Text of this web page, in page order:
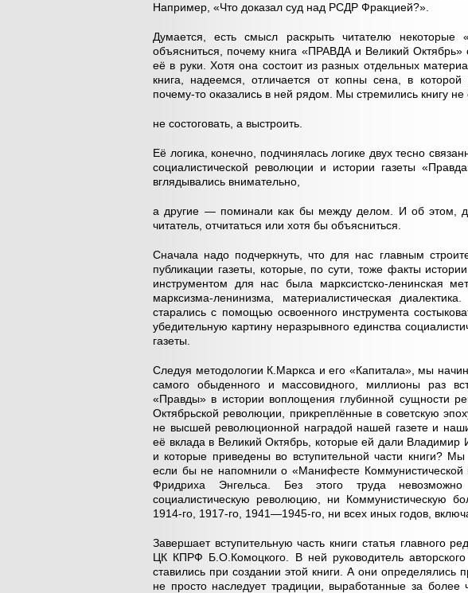
Например, «Что доказал суд над РСДР Фракцией?».
Думается, есть смысл раскрыть читателю
объясниться, почему книга «ПРАВДА и Великий
её в руки. Хотя она состоит из разных отдельных
книга, надеемся, отличается от копны сена, в
почему-то оказались в ней рядом. Мы стремились книгу не
не состоговать, а выстроить.
Её логика, конечно, подчинялась логике двух тесно
социалистической революции и истории газеты
вглядывались внимательно,
а другие — поминали как бы между делом. И об этом,
читатель, отчитаться или хотя бы объясниться.
Сначала надо подчеркнуть, что для нас главным
публикации газеты, которые, по сути, тоже факты
инструментом для нас была марксистско-ленинская
марксизма-ленинизма, материалистическая
старались с помощью освоенного инструмента
убедительную картину неразрывного единства
газеты.
Следуя методологии К.Маркса и его «Капитала», мы
самого обыденного и массовидного, миллионы раз
«Правды» в истории воплощения глубинной сущности
Октябрьской революции, прикреплённые в советскую
не высшей революционной наградой нашей газете и
её вклада в Великий Октябрь, которые ей дали
и которые приведены во вступительной части книги?
если бы не напомнили о «Манифесте
Фридриха Энгельса. Без этого труда
социалистическую революцию, ни Коммунистическую
1914-го, 1917-го, 1941—1945-го, ни всех иных годов,
Завершает вступительную часть книги статья главного
ЦК КПРФ Б.О.Комоцкого. В ней руководитель
ставились при создании этой книги. А они определялись
не просто наследует традиции, выработанные за